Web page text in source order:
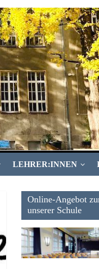
LEHRER:INNEN
Online-Angebot
unserer Schule